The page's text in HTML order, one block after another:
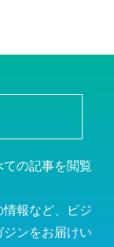
の記事を閲覧
報など、ビジ
ンをお届けい